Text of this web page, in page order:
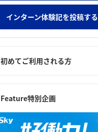
インターン体験記を投稿する
初めてご利用される方
Feature特別企画